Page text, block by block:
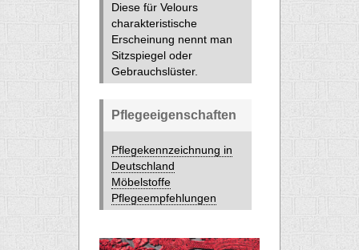
Diese für Velours
charakteristische
Erscheinung nennt man
Sitzspiegel oder
Gebrauchslüster.
Pflegeeigenschaften
Pflegekennzeichnung in
Deutschland
Möbelstoffe
Pflegeempfehlungen